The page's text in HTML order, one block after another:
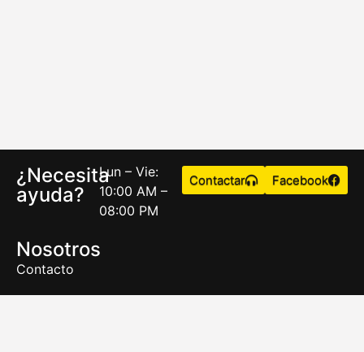
¿Necesita
ayuda?
Lun – Vie:
10:00 AM –
08:00 PM
Contactar Facebook
Nosotros
Contacto